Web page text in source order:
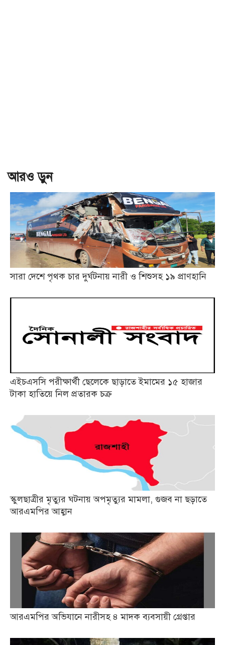
আরও ড়ুন
সারা দেশে পৃথক চার দুর্ঘটনায় নারী ও শিশুসহ ১৯ প্রাণহানি
এইচএসসি পরীক্ষার্থী ছেলেকে ছাড়াতে ইমামের ১৫ হাজার
টাকা হাতিয়ে নিল প্রতারক চক্র
স্কুলছাত্রীর মৃত্যুর ঘটনায় অপমৃত্যুর মামলা, গুজব না ছড়াতে
আরএমপির আহ্বান
আরএমপির অভিযানে নারীসহ ৪ মাদক ব্যবসায়ী গ্রেপ্তার